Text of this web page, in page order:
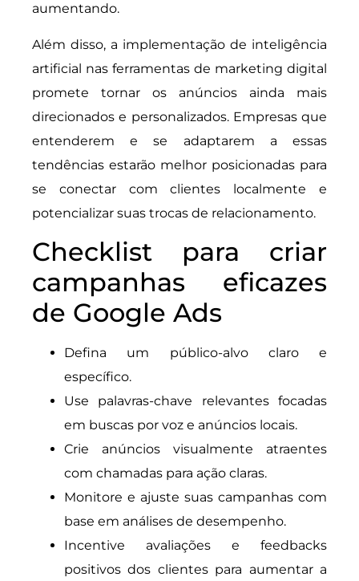
aumentando.
Além disso, a implementação de inteligência
artificial nas ferramentas de marketing digital
promete tornar os anúncios ainda mais
direcionados e personalizados. Empresas que
entenderem e se adaptarem a essas
tendências estarão melhor posicionadas para
se conectar com clientes localmente e
potencializar suas trocas de relacionamento.
Checklist para criar
campanhas eficazes
de Google Ads
Defina um público-alvo claro e
específico.
Use palavras-chave relevantes focadas
em buscas por voz e anúncios locais.
Crie anúncios visualmente atraentes
com chamadas para ação claras.
Monitore e ajuste suas campanhas com
base em análises de desempenho.
Incentive avaliações e feedbacks
positivos dos clientes para aumentar a